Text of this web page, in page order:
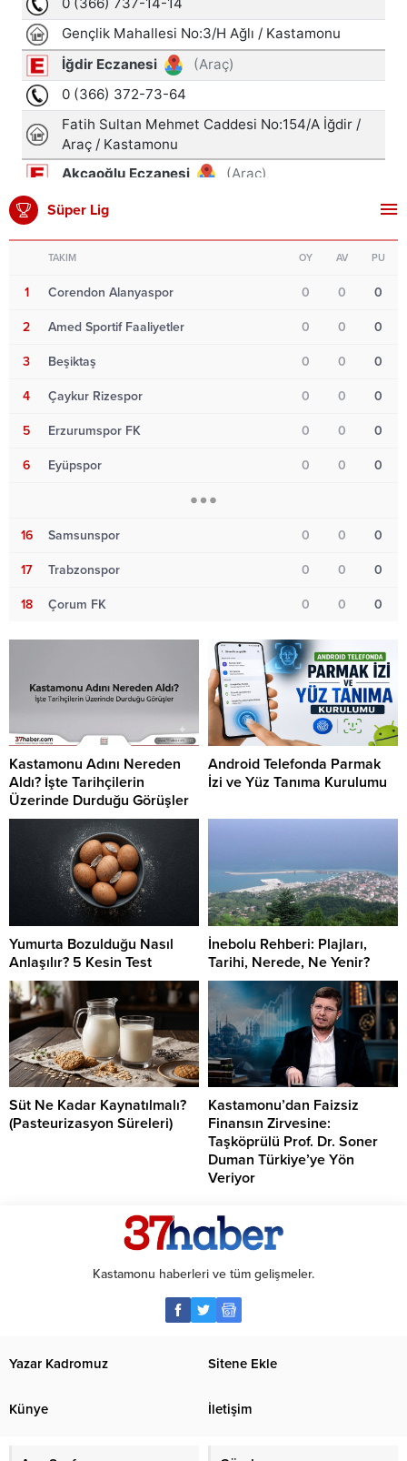
Süper Lig
TAKIM OY AV PU
1 Corendon Alanyaspor 0 0 0
2 Amed Sportif Faaliyetler 0 0 0
3 Beşiktaş 0 0 0
4 Çaykur Rizespor 0 0 0
5 Erzurumspor FK 0 0 0
6 Eyüpspor 0 0 0
16 Samsunspor 0 0 0
17 Trabzonspor 0 0 0
18 Çorum FK 0 0 0
Kastamonu Adını Nereden
Aldı? İşte Tarihçilerin
Üzerinde Durduğu Görüşler
Android Telefonda Parmak
İzi ve Yüz Tanıma Kurulumu
Yumurta Bozulduğu Nasıl
Anlaşılır? 5 Kesin Test
İnebolu Rehberi: Plajları,
Tarihi, Nerede, Ne Yenir?
Süt Ne Kadar Kaynatılmalı?
(Pasteurizasyon Süreleri)
Kastamonu’dan Faizsiz
Finansın Zirvesine:
Taşköprülü Prof. Dr. Soner
Duman Türkiye’ye Yön
Veriyor
Kastamonu haberleri ve tüm gelişmeler.
Yazar Kadromuz Sitene Ekle
Künye İletişim